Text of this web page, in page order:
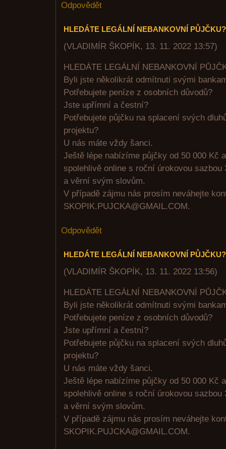
Odpovědět
HLEDÁTE LEGÁLNÍ NEBANKOVNÍ PŮJČKU?
(VLADIMÍR ŠKOPÍK, 13. 11. 2022 13:57)
HLEDÁTE LEGÁLNÍ NEBANKOVNÍ
Byli jste několikrát odmítnuti svými
Potřebujete peníze z osobních důvodů?
Jste upřímní a čestní?
Potřebujete půjčku na splacení svých
projektu?
U nás máte vždy šanci.
Ještě lépe nabízíme půjčky od 50 000 Kč
spolehlivě online s roční úrokovou
a věrní svým slovům.
V případě zájmu nás prosím neváhejte
SKOPIK.PUJCKA@GMAIL.COM.
Odpovědět
HLEDÁTE LEGÁLNÍ NEBANKOVNÍ PŮJČKU?
(VLADIMÍR ŠKOPÍK, 13. 11. 2022 13:56)
HLEDÁTE LEGÁLNÍ NEBANKOVNÍ
Byli jste několikrát odmítnuti svými
Potřebujete peníze z osobních důvodů?
Jste upřímní a čestní?
Potřebujete půjčku na splacení svých
projektu?
U nás máte vždy šanci.
Ještě lépe nabízíme půjčky od 50 000 Kč
spolehlivě online s roční úrokovou
a věrní svým slovům.
V případě zájmu nás prosím neváhejte
SKOPIK.PUJCKA@GMAIL.COM.